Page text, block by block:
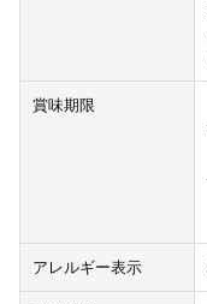
賞味期限
アレルギー表示